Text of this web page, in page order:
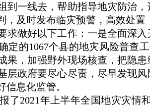
到一线去，帮助指导地灾防治
及时发布临灾预警，高效处置
做好以下工作：一是全面深入
定的1067个县的地灾风险普查
果，加强野外现场核查，把隐
层政府要尽心尽责，尽早发现
息化监管。
2021年上半年全国地灾灾情